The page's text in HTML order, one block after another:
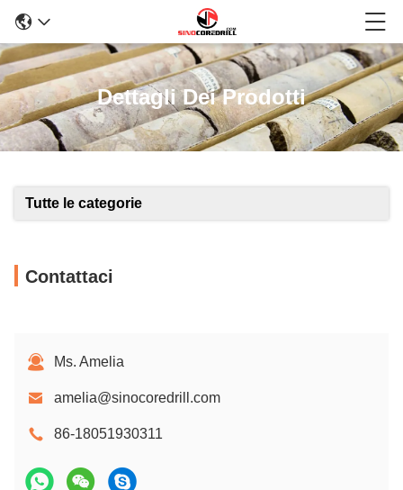
Dettagli Dei Prodotti
Tutte le categorie
Contattaci
Ms. Amelia
amelia@sinocoredrill.com
86-18051930311